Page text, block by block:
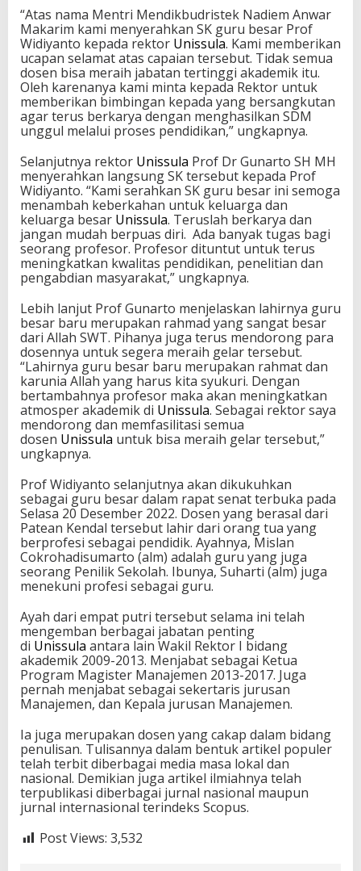
“Atas nama Mentri Mendikbudristek Nadiem Anwar
Makarim kami menyerahkan SK guru besar Prof
Widiyanto kepada rektor Unissula. Kami memberikan
ucapan selamat atas capaian tersebut. Tidak semua
dosen bisa meraih jabatan tertinggi akademik itu.
Oleh karenanya kami minta kepada Rektor untuk
memberikan bimbingan kepada yang bersangkutan
agar terus berkarya dengan menghasilkan SDM
unggul melalui proses pendidikan,” ungkapnya.
Selanjutnya rektor Unissula Prof Dr Gunarto SH MH
menyerahkan langsung SK tersebut kepada Prof
Widiyanto. “Kami serahkan SK guru besar ini semoga
menambah keberkahan untuk keluarga dan
keluarga besar Unissula. Teruslah berkarya dan
jangan mudah berpuas diri. Ada banyak tugas bagi
seorang profesor. Profesor dituntut untuk terus
meningkatkan kwalitas pendidikan, penelitian dan
pengabdian masyarakat,” ungkapnya.
Lebih lanjut Prof Gunarto menjelaskan lahirnya guru
besar baru merupakan rahmad yang sangat besar
dari Allah SWT. Pihanya juga terus mendorong para
dosennya untuk segera meraih gelar tersebut.
“Lahirnya guru besar baru merupakan rahmat dan
karunia Allah yang harus kita syukuri. Dengan
bertambahnya profesor maka akan meningkatkan
atmosper akademik di Unissula. Sebagai rektor saya
mendorong dan memfasilitasi semua
dosen Unissula untuk bisa meraih gelar tersebut,”
ungkapnya.
Prof Widiyanto selanjutnya akan dikukuhkan
sebagai guru besar dalam rapat senat terbuka pada
Selasa 20 Desember 2022. Dosen yang berasal dari
Patean Kendal tersebut lahir dari orang tua yang
berprofesi sebagai pendidik. Ayahnya, Mislan
Cokrohadisumarto (alm) adalah guru yang juga
seorang Penilik Sekolah. Ibunya, Suharti (alm) juga
menekuni profesi sebagai guru.
Ayah dari empat putri tersebut selama ini telah
mengemban berbagai jabatan penting
di Unissula antara lain Wakil Rektor I bidang
akademik 2009-2013. Menjabat sebagai Ketua
Program Magister Manajemen 2013-2017. Juga
pernah menjabat sebagai sekertaris jurusan
Manajemen, dan Kepala jurusan Manajemen.
Ia juga merupakan dosen yang cakap dalam bidang
penulisan. Tulisannya dalam bentuk artikel populer
telah terbit diberbagai media masa lokal dan
nasional. Demikian juga artikel ilmiahnya telah
terpublikasi diberbagai jurnal nasional maupun
jurnal internasional terindeks Scopus.
Post Views: 3,532